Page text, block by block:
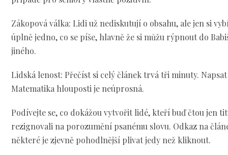
Zákopová válka: Lidi už nediskutují o obsahu, ale jen si
úplně jedno, co se píše, hlavně že si můžu rýpnout do
jiného.
Lidská lenost: Přečíst si celý článek trvá tři minuty.
Matematika hlouposti je neúprosná.
Podívejte se, co dokážou vytvořit lidé, kteří buď čtou jen
rezignovali na porozumění psanému slovu. Odkaz na
některé je zjevně pohodlnější plivat jedy než kliknout.